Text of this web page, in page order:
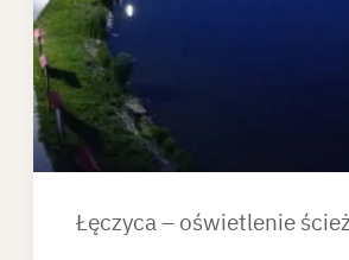
Łęczyca – oświetlenie